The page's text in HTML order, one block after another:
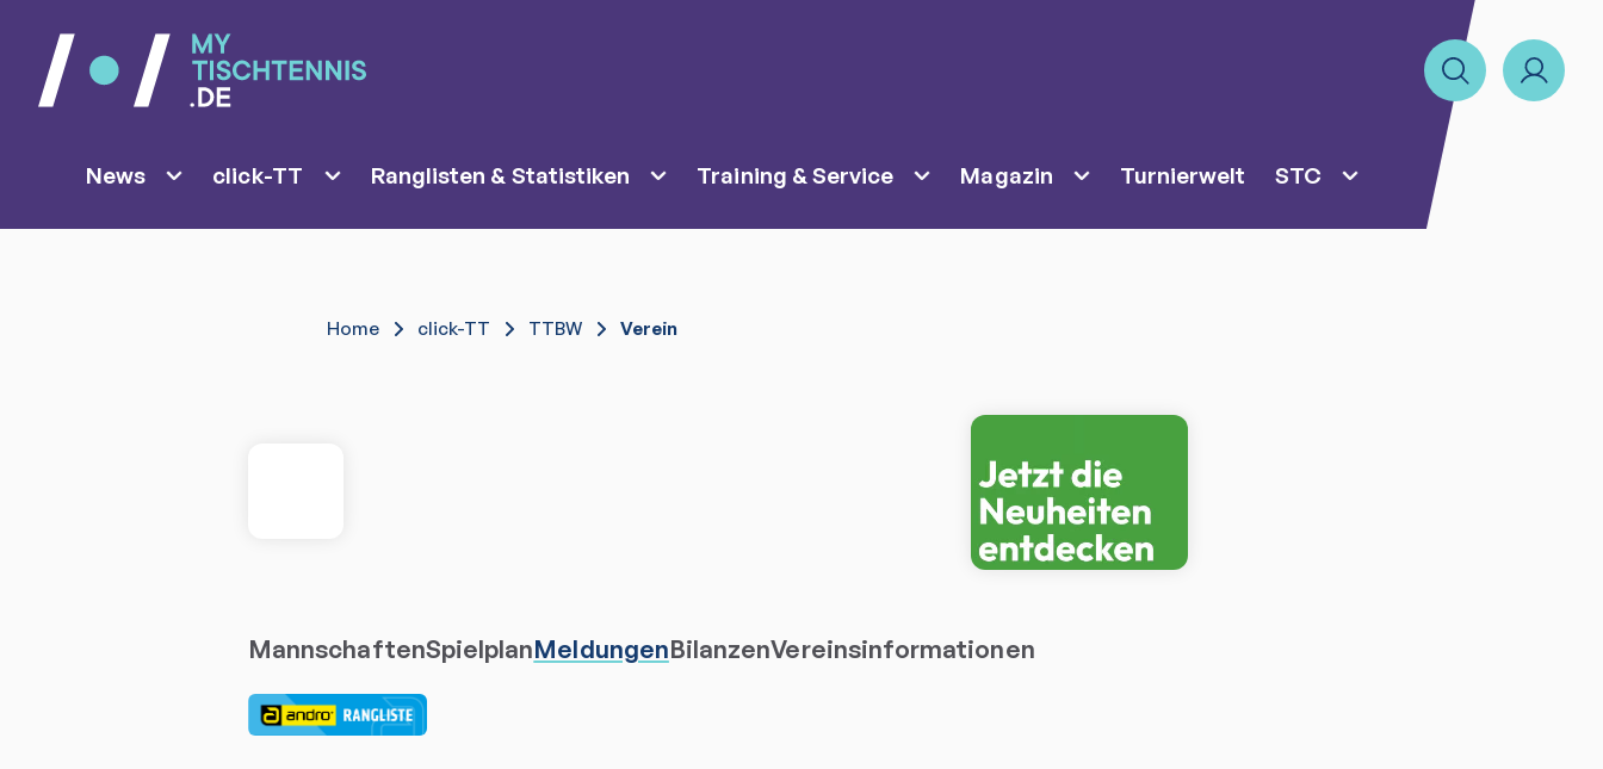
News click-TT Ranglisten & Statistiken Training & Service Magazin Turnierwelt STC
Home click-TT TTBW Verein
MannschaftenSpielplanMeldungenBilanzenVereinsinformationen